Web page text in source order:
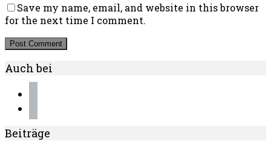
Save my name, email, and website in this browser
for the next time I comment.
Auch bei
Beiträge